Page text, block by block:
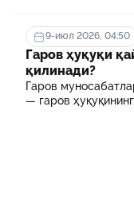
муассасасида ўқиш
маблағининг бир
9-июл 2026, 04:50
Гаров ҳуқуқи
қилинади?
Гаров
— гаров